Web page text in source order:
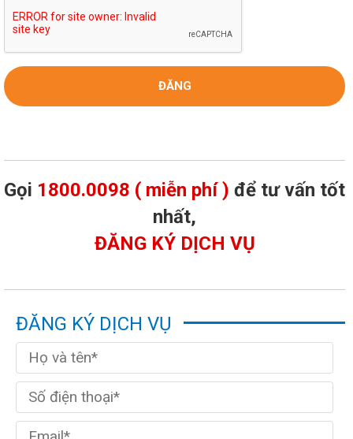
Gọi 1800.0098 ( miễn phí ) để tư vấn tốt
nhất,
ĐĂNG KÝ DỊCH VỤ
ĐĂNG KÝ DỊCH VỤ